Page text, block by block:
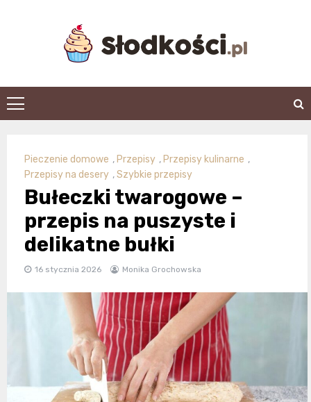
slodkosci.pl
Pieczenie domowe , Przepisy , Przepisy kulinarne ,
Przepisy na desery ,Szybkie przepisy
Bułeczki twarogowe –
przepis na puszyste i
delikatne bułki
16 stycznia 2026 Monika Grochowska